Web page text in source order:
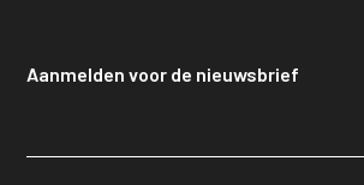
Aanmelden voor de nieuwsbrief